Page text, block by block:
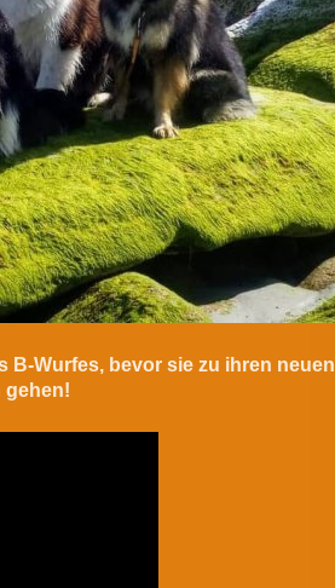
B-Wurfes, bevor sie zu ihren neuen
gehen!